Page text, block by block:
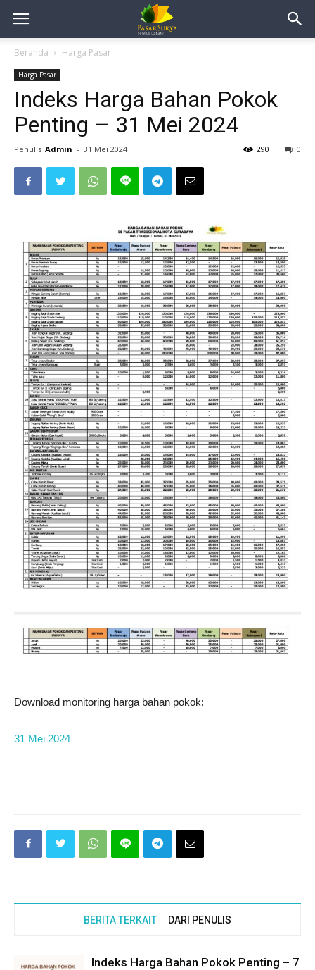
Beranda Harga Pasar
Harga Pasar
Indeks Harga Bahan Pokok
Penting – 31 Mei 2024
Penulis Admin - 31 Mei 2024 0
290
Download monitoring harga bahan pokok:
31 Mei 2024
BERITA TERKAIT DARI PENULIS
Indeks Harga Bahan Pokok Penting – 7